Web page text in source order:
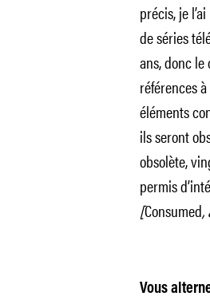
précis, je
de séries
ans, donc
références
éléments
ils seront
obsolète,
permis
[Consumed,
Vous